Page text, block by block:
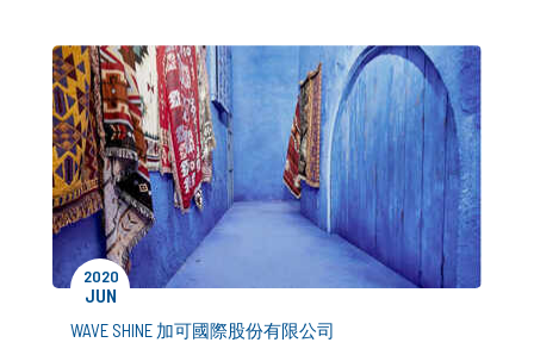
2020
JUN
WAVE SHINE 加可國際股份有限公司